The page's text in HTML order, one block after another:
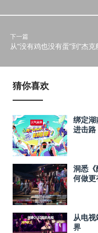
下一篇
从“没有鸡也没有蛋”到“杰
猜你喜欢
绑定
进击路
洞悉
何做
从电视
界